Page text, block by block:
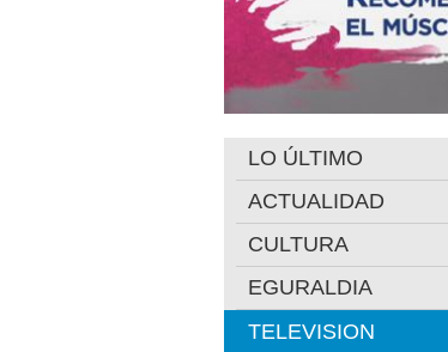
LO ÚLTIMO
ACTUALIDAD
CULTURA
EGURALDIA
TELEVISION